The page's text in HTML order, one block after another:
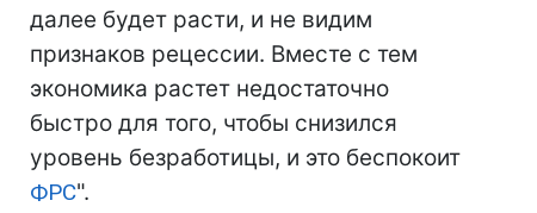
далее будет расти, и не видим
признаков рецессии. Вместе с тем
экономика растет недостаточно
быстро для того, чтобы снизился
уровень безработицы, и это беспокоит
ФРС".